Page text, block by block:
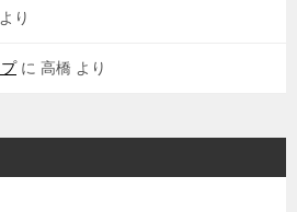
より
に 高橋 より